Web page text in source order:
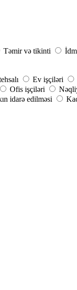
Təmir və tikinti
Ev işçiləri
Ofis işçiləri
idarə edilməsi